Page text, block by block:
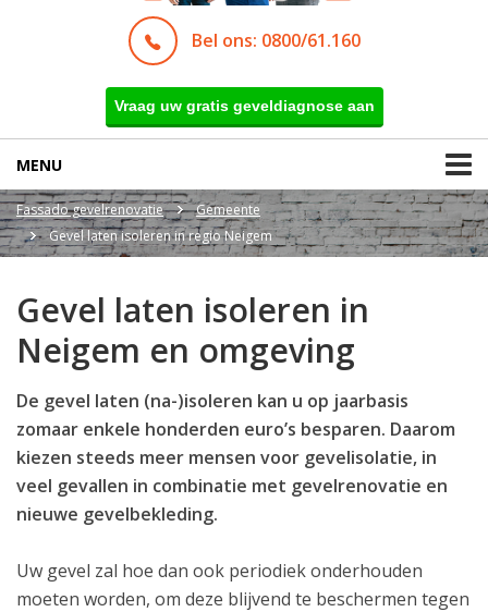
Bel ons: 0800/61.160
Vraag uw gratis geveldiagnose aan
MENU
Fassado gevelrenovatie
Gemeente
Gevel laten isoleren in regio Neigem
Gevel laten isoleren in
Neigem en omgeving
De gevel laten (na-)isoleren kan u op jaarbasis
zomaar enkele honderden euro’s besparen. Daarom
kiezen steeds meer mensen voor gevelisolatie, in
veel gevallen in combinatie met gevelrenovatie en
nieuwe gevelbekleding.
Uw gevel zal hoe dan ook periodiek onderhouden
moeten worden, om deze blijvend te beschermen tegen